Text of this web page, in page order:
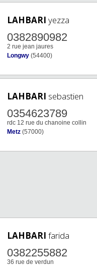
LAHBARI yezza
0382890982
2 rue jean jaures
Longwy (54400)
LAHBARI sebastien
0354623789
rdc 12 rue du chanoine collin
Metz (57000)
LAHBARI farida
0382255882
36 rue de verdun